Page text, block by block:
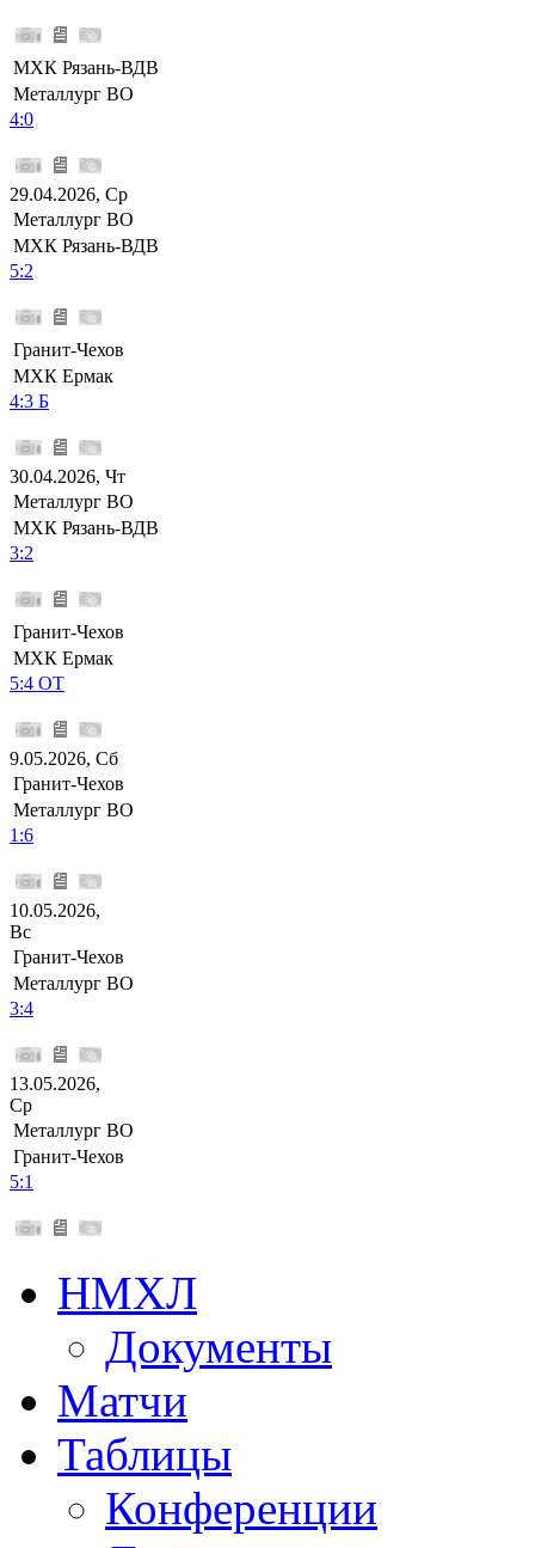
МХК Рязань-ВДВ
Металлург ВО
4:0
29.04.2026, Ср
Металлург ВО
МХК Рязань-ВДВ
5:2
Гранит-Чехов
МХК Ермак
4:3 Б
30.04.2026, Чт
Металлург ВО
МХК Рязань-ВДВ
3:2
Гранит-Чехов
МХК Ермак
5:4 ОТ
9.05.2026, Сб
Гранит-Чехов
Металлург ВО
1:6
10.05.2026,
Вс
Гранит-Чехов
Металлург ВО
3:4
13.05.2026,
Ср
Металлург ВО
Гранит-Чехов
5:1
НМХЛ
Документы
Матчи
Таблицы
Конференции